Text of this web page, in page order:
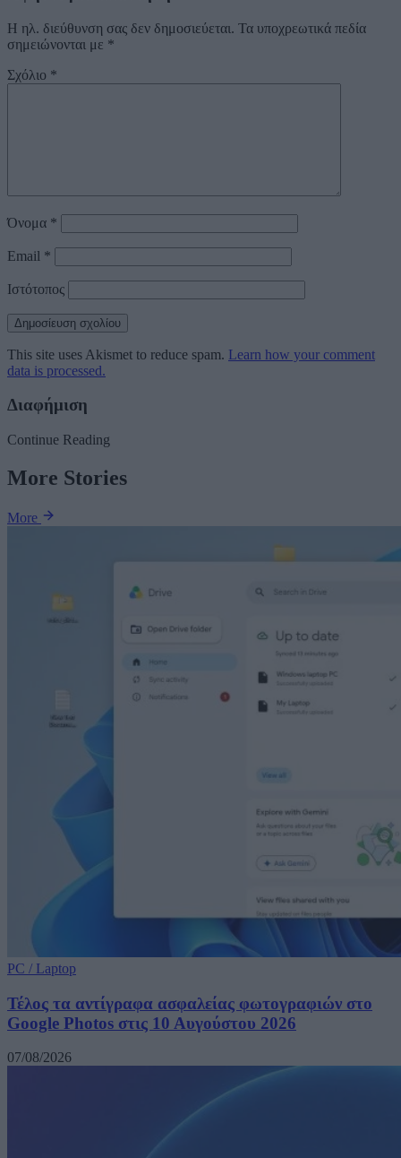
Η ηλ. διεύθυνση σας δεν δημοσιεύεται. Τα υποχρεωτικά πεδία
σημειώνονται με *
Σχόλιο *
Όνομα *
Email *
Ιστότοπος
This site uses Akismet to reduce spam. Learn how your comment
data is processed.
Διαφήμιση
Continue Reading
More Stories
More
PC / Laptop
Τέλος τα αντίγραφα ασφαλείας φωτογραφιών στο
Google Photos στις 10 Αυγούστου 2026
07/08/2026